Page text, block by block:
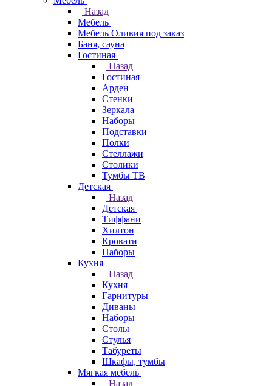
Назад
Мебель
Мебель Оливия под заказ
Баня, сауна
Гостиная
Назад
Гостиная
Арден
Стенки
Зеркала
Наборы
Подставки
Полки
Стеллажи
Столики
Тумбы ТВ
Детская
Назад
Детская
Тиффани
Хилтон
Кровати
Наборы
Кухня
Назад
Кухня
Гарнитуры
Диваны
Наборы
Столы
Стулья
Табуреты
Шкафы, тумбы
Мягкая мебель
Назад